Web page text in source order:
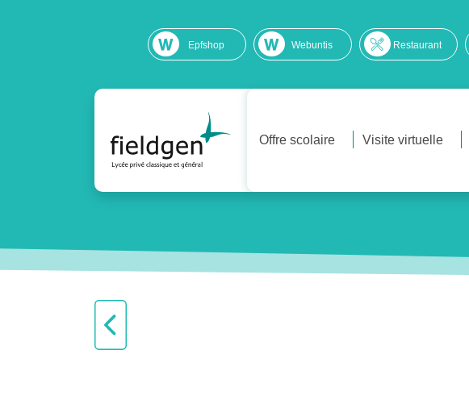
Epfshop Webuntis Restaurant
Offre scolaire Visite virtuelle